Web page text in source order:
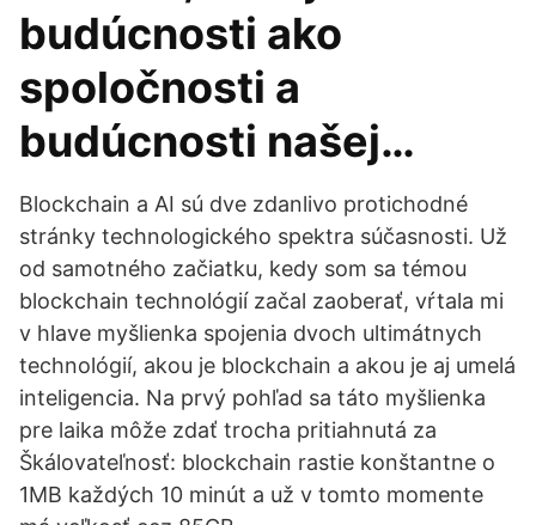
budúcnosti ako
spoločnosti a
budúcnosti našej…
Blockchain a AI sú dve zdanlivo protichodné
stránky technologického spektra súčasnosti. Už
od samotného začiatku, kedy som sa témou
blockchain technológií začal zaoberať, vŕtala mi
v hlave myšlienka spojenia dvoch ultimátnych
technológií, akou je blockchain a akou je aj umelá
inteligencia. Na prvý pohľad sa táto myšlienka
pre laika môže zdať trocha pritiahnutá za
Škálovateľnosť: blockchain rastie konštantne o
1MB každých 10 minút a už v tomto momente